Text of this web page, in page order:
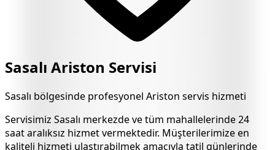
Sasalı Ariston Servisi
Sasalı bölgesinde profesyonel Ariston servis hizmeti
Servisimiz Sasalı merkezde ve tüm mahallelerinde 24
saat aralıksız hizmet vermektedir. Müşterilerimize en
kaliteli hizmeti ulaştırabilmek amacıyla tatil günlerinde